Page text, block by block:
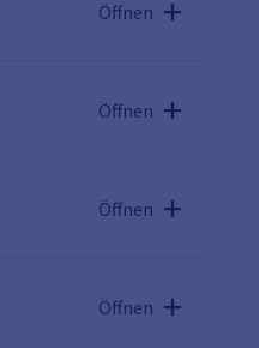
Öffnen
Öffnen
Öffnen
Öffnen